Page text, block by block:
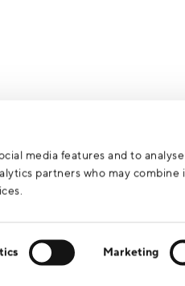
media features and to
partners who may
Marketing